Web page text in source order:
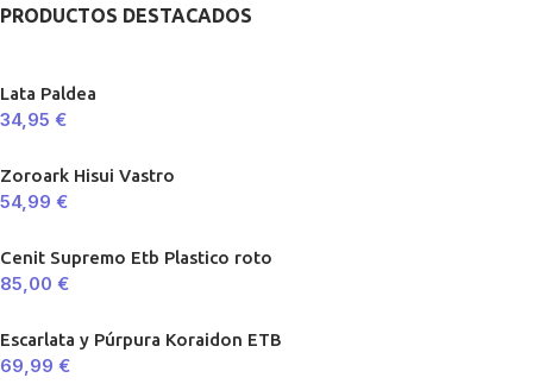
PRODUCTOS DESTACADOS
Lata Paldea
34,95 €
Zoroark Hisui Vastro
54,99 €
Cenit Supremo Etb Plastico roto
85,00 €
Escarlata y Púrpura Koraidon ETB
69,99 €